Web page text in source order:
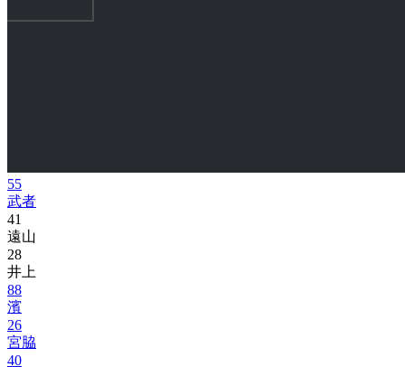
55
武者
41
遠山
28
井上
88
濱
26
宮脇
40